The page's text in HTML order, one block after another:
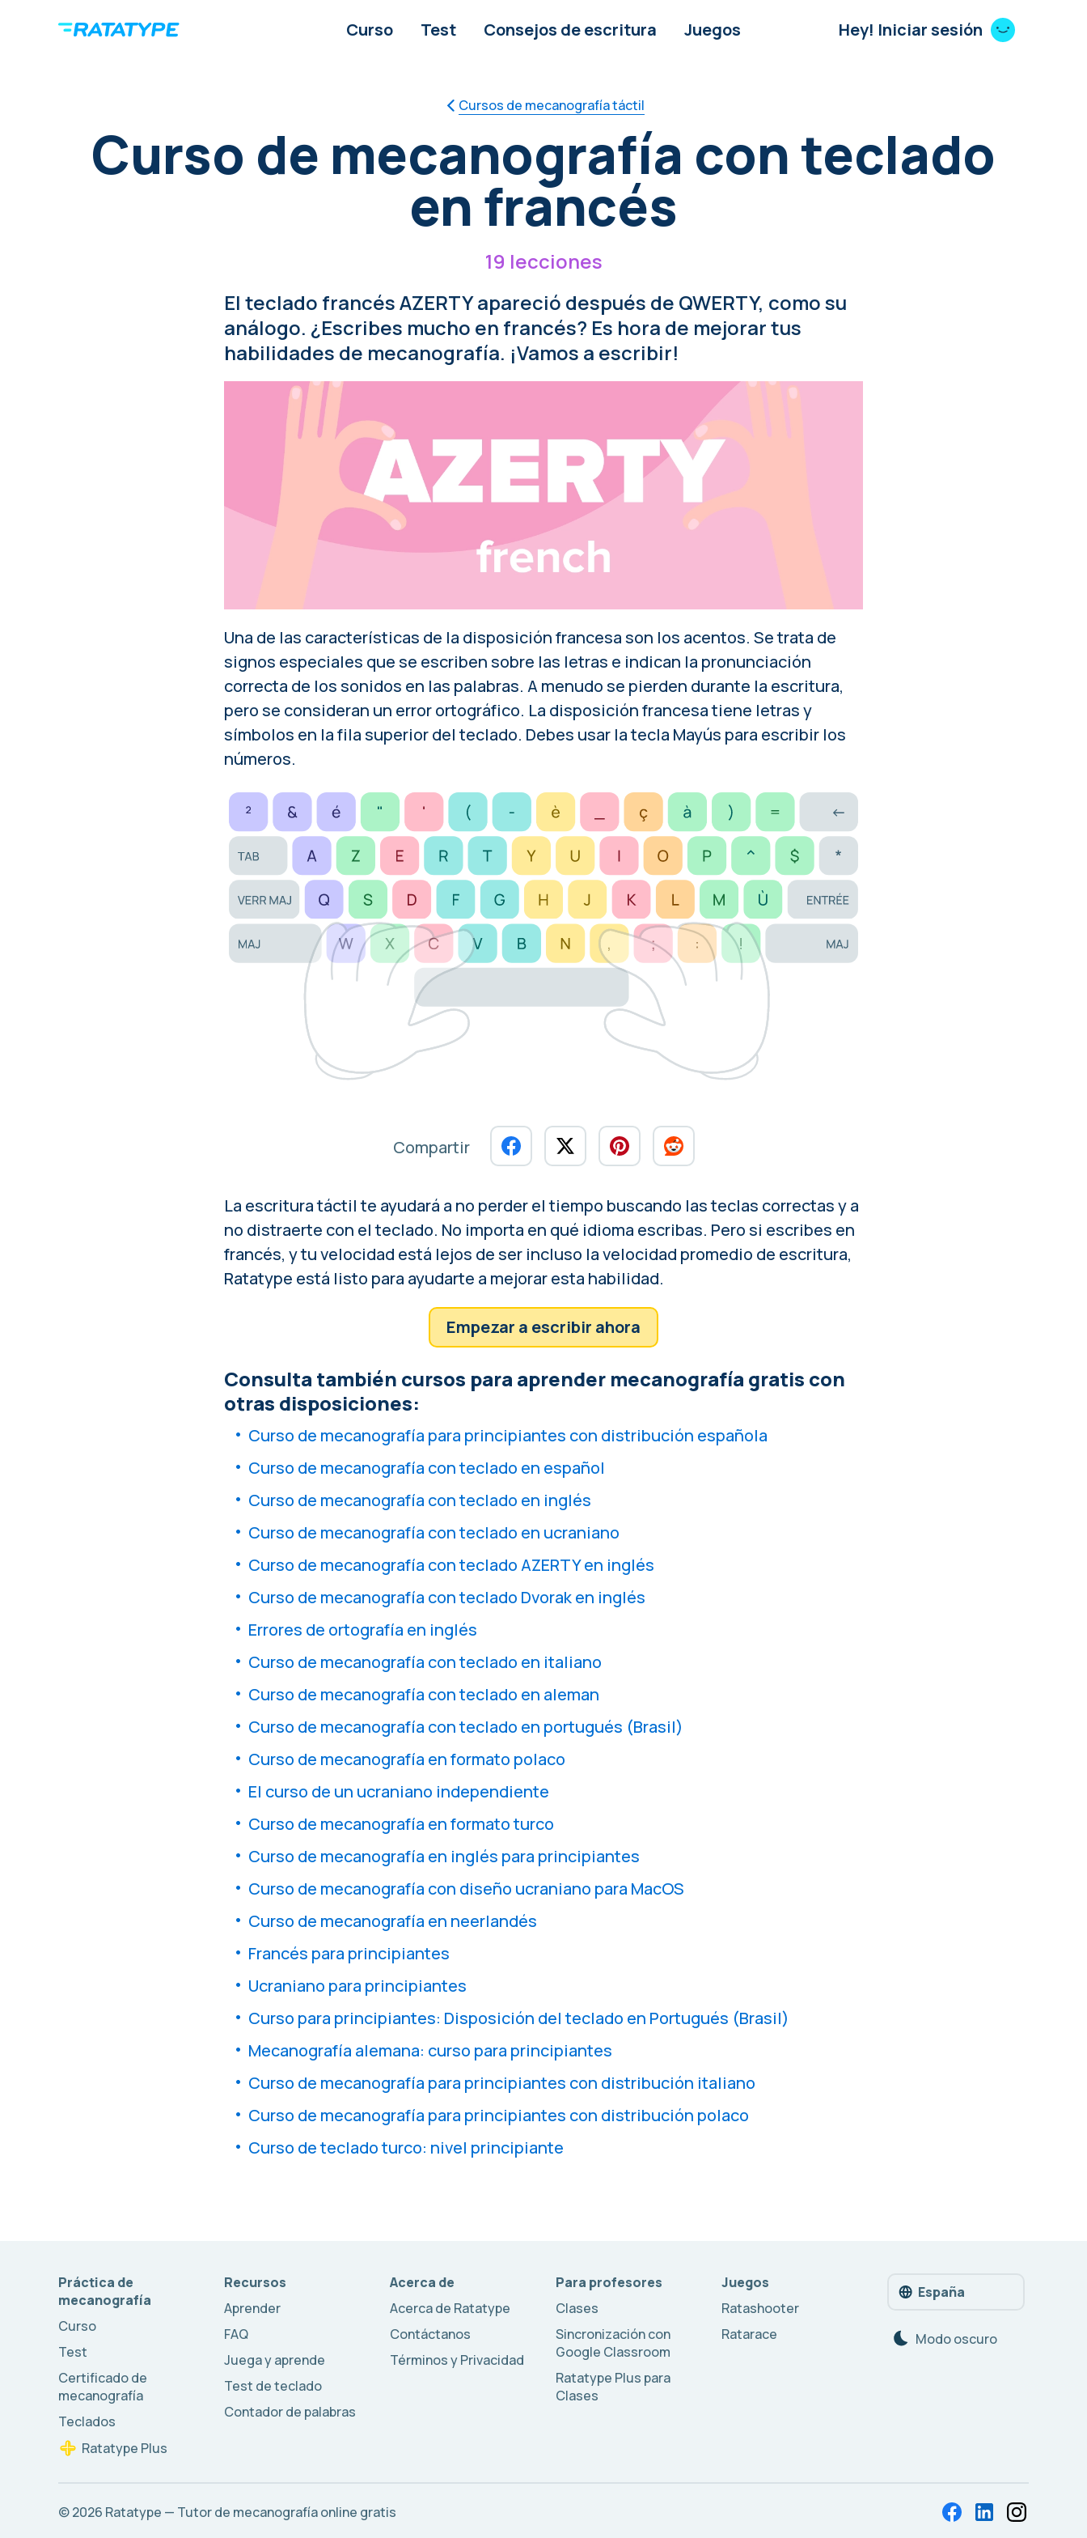
Curso Test Consejos de escritura Juegos Hey! Iniciar sesión
Cursos de mecanografía táctil
Curso de mecanografía con teclado
en francés
19 lecciones
El teclado francés AZERTY apareció después de QWERTY, como su
análogo. ¿Escribes mucho en francés? Es hora de mejorar tus
habilidades de mecanografía. ¡Vamos a escribir!
Una de las características de la disposición francesa son los acentos. Se trata de
signos especiales que se escriben sobre las letras e indican la pronunciación
correcta de los sonidos en las palabras. A menudo se pierden durante la escritura,
pero se consideran un error ortográfico. La disposición francesa tiene letras y
símbolos en la fila superior del teclado. Debes usar la tecla Mayús para escribir los
números.
Compartir
La escritura táctil te ayudará a no perder el tiempo buscando las teclas correctas y a
no distraerte con el teclado. No importa en qué idioma escribas. Pero si escribes en
francés, y tu velocidad está lejos de ser incluso la velocidad promedio de escritura,
Ratatype está listo para ayudarte a mejorar esta habilidad.
Empezar a escribir ahora
Consulta también cursos para aprender mecanografía gratis con
otras disposiciones:
Curso de mecanografía para principiantes con distribución española
Curso de mecanografía con teclado en español
Curso de mecanografía con teclado en inglés
Curso de mecanografía con teclado en ucraniano
Curso de mecanografía con teclado AZERTY en inglés
Curso de mecanografía con teclado Dvorak en inglés
Errores de ortografía en inglés
Curso de mecanografía con teclado en italiano
Curso de mecanografía con teclado en aleman
Curso de mecanografía con teclado en portugués (Brasil)
Curso de mecanografía en formato polaco
El curso de un ucraniano independiente
Curso de mecanografía en formato turco
Curso de mecanografía en inglés para principiantes
Curso de mecanografía con diseño ucraniano para MacOS
Curso de mecanografía en neerlandés
Francés para principiantes
Ucraniano para principiantes
Curso para principiantes: Disposición del teclado en Portugués (Brasil)
Mecanografía alemana: curso para principiantes
Curso de mecanografía para principiantes con distribución italiano
Curso de mecanografía para principiantes con distribución polaco
Curso de teclado turco: nivel principiante
Práctica de
mecanografía
Curso
Test
Certificado de
mecanografía
Teclados
Ratatype Plus
Recursos
Aprender
FAQ
Juega y aprende
Test de teclado
Contador de palabras
Acerca de
Acerca de Ratatype
Contáctanos
Términos y Privacidad
Para profesores
Clases
Sincronización con
Google Classroom
Ratatype Plus para
Clases
Juegos
Ratashooter
Ratarace
España
Modo oscuro
© 2026 Ratatype — Tutor de mecanografía online gratis